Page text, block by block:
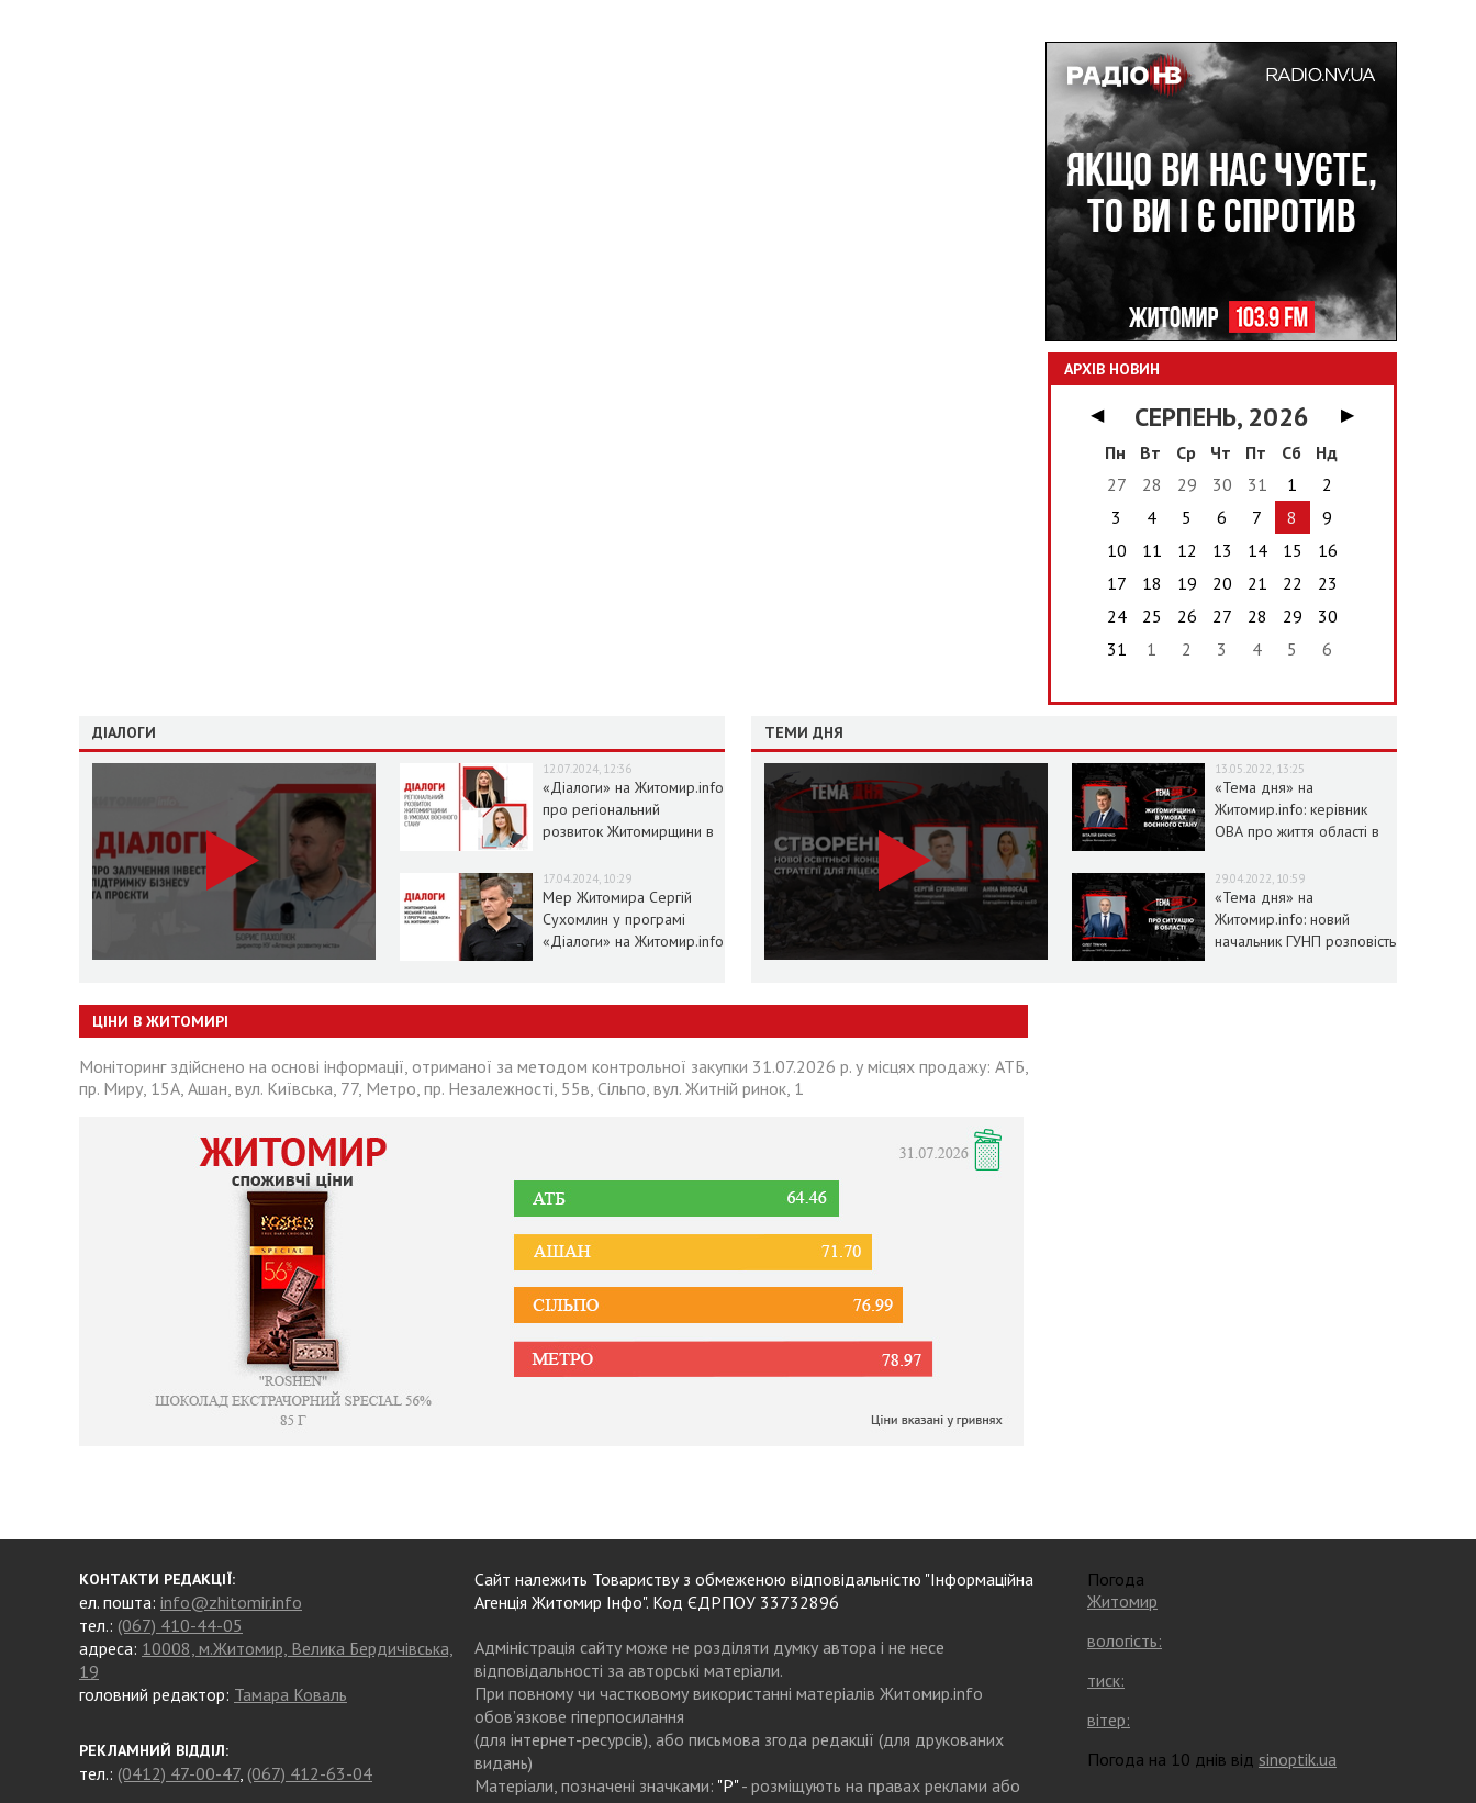
АРХІВ НОВИН
◀ СЕРПЕНЬ, 2026
▶
Пн
Вт Ср Чт Пт Сб
Нд
27
28 29 30 31 1
2
3
4 5 6 7 8
9
10
11 12 13 14 15
16
17
18 19 20 21 22
23
24
25 26 27 28 29
30
31
1 2 3 4 5 6
ДІАЛОГИ
12.07.2024, 12:36
«Діалоги» на Житомир.info
про регіональний
розвиток Житомирщини в
17.04.2024, 10:29
Мер Житомира Сергій
Сухомлин у програмі
«Діалоги» на Житомир.info
ТЕМИ ДНЯ
13.05.2022, 13:25
«Тема дня» на
Житомир.info: керівник
ОВА про життя області в
29.04.2022, 10:59
«Тема дня» на
Житомир.info: новий
начальник ГУНП розповість
ЦІНИ В ЖИТОМИРІ
Моніторинг здійснено на основі інформації, отриманої за методом контрольної закупки 31.07.2026 р. у місцях продажу: АТБ,
пр. Миру, 15А, Ашан, вул. Київська, 77, Метро, пр. Незалежності, 55в, Сільпо, вул. Житній ринок, 1
КОНТАКТИ РЕДАКЦІЇ:
ел. пошта: info@zhitomir.info
тел.: (067) 410-44-05
адреса: 10008, м.Житомир, Велика Бердичівська,
19
головний редактор: Тамара Коваль
РЕКЛАМНИЙ ВІДДІЛ:
тел.: (0412) 47-00-47, (067) 412-63-04
Сайт належить Товариству з обмеженою відповідальністю "Інформаційна
Агенція Житомир Інфо". Код ЄДРПОУ 33732896
Адміністрація сайту може не розділяти думку автора і не несе
відповідальності за авторські матеріали.
При повному чи частковому використанні матеріалів Житомир.info
обов’язкове гіперпосилання
(для інтернет-ресурсів), або письмова згода редакції (для друкованих
видань)
Матеріали, позначені значками: "Р"- розміщують на правах реклами або
Погода
Житомир
вологість:
тиск:
вітер:
Погода на 10 днів від sinoptik.ua